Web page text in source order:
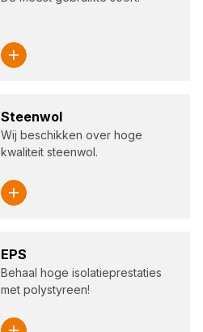
Steen­wol
Wij beschikken over hoge
kwaliteit steenwol.
EPS
Behaal hoge isolatieprestaties
met polystyreen!